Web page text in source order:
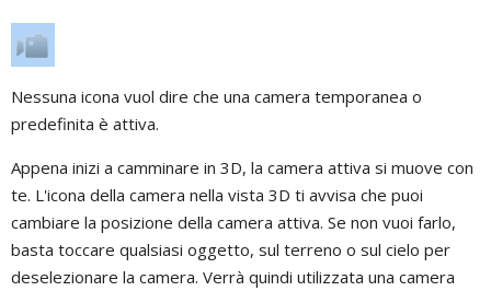
Nessuna icona vuol dire che una camera temporanea o
predefinita è attiva.
Appena inizi a camminare in 3D, la camera attiva si muove con
te. L'icona della camera nella vista 3D ti avvisa che puoi
cambiare la posizione della camera attiva. Se non vuoi farlo,
basta toccare qualsiasi oggetto, sul terreno o sul cielo per
deselezionare la camera. Verrà quindi utilizzata una camera